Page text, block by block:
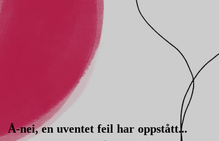
Å-nei, en uventet feil har oppstått...